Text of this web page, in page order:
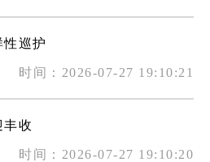
巡护
时间：2026-07-27 19:10:21
丰收
时间：2026-07-27 19:10:20